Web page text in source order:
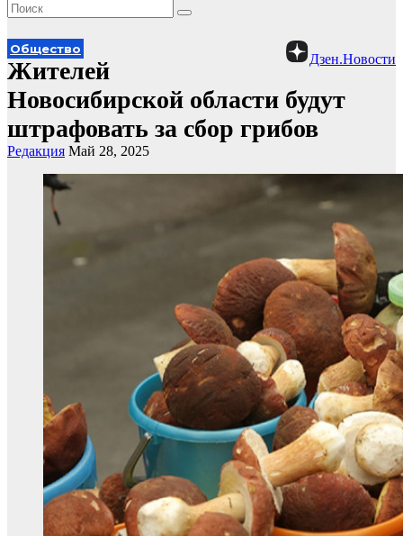
Дзен.Новости
Общество
Жителей
Новосибирской области будут
штрафовать за сбор грибов
Редакция Май 28, 2025